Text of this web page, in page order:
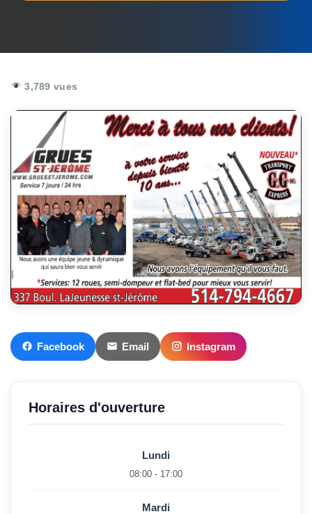
3,789 vues
Facebook Email Instagram
Horaires d'ouverture
Lundi
08:00 - 17:00
Mardi